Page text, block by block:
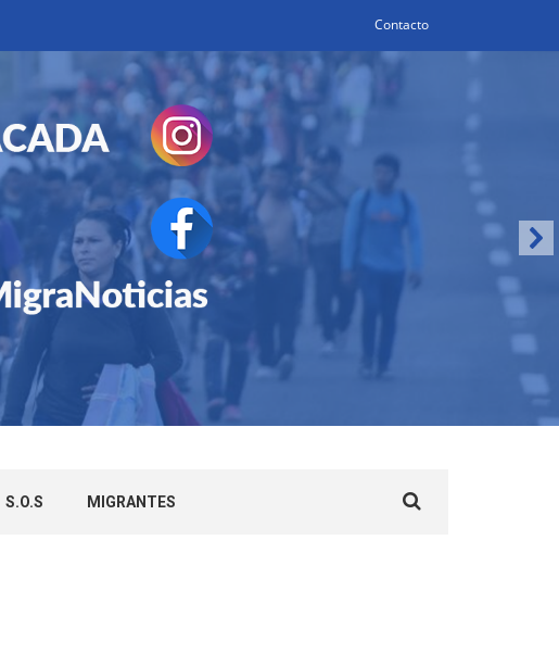
Contacto
S.O.S MIGRANTES
for: